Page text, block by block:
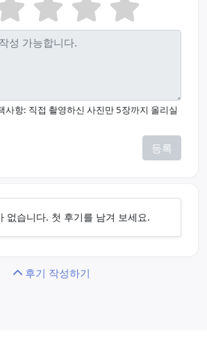
사항: 직접 촬영하신 사진만 5장까지 올리실
등록
없습니다. 첫 후기를 남겨 보세요.
후기 작성하기